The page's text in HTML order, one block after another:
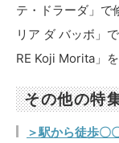
テ・ドラーダ」で
リア ダ バッボ」
RE Koji Morita」
その他の特
＞駅から徒歩〇